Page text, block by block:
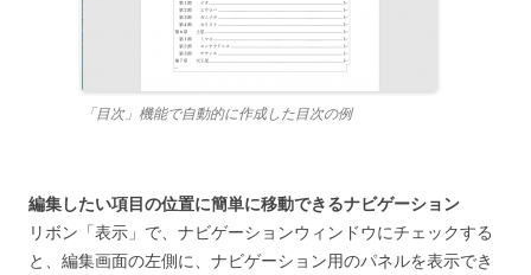
「目次」機能で自動的に作成した目次の例
編集したい項目の位置に簡単に移動できるナビゲーション
リボン「表示」で、ナビゲーションウィンドウにチェックする
と、編集画面の左側に、ナビゲーション用のパネルを表示でき